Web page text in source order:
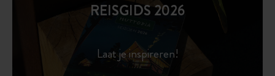
REISGIDS 2026
Laat je inspireren!